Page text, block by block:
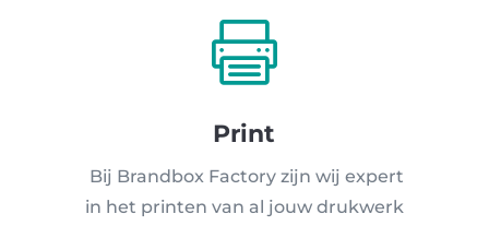

Print
Bij Brandbox Factory zijn wij expert
in het printen van al jouw drukwerk